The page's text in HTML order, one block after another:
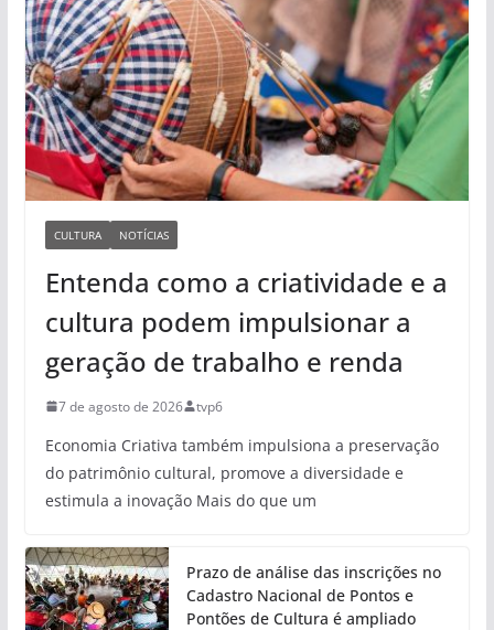
CULTURA NOTÍCIAS
Entenda como a criatividade e a
cultura podem impulsionar a
geração de trabalho e renda
7 de agosto de 2026 tvp6
Economia Criativa também impulsiona a preservação
do patrimônio cultural, promove a diversidade e
estimula a inovação Mais do que um
Prazo de análise das inscrições no
Cadastro Nacional de Pontos e
Pontões de Cultura é ampliado